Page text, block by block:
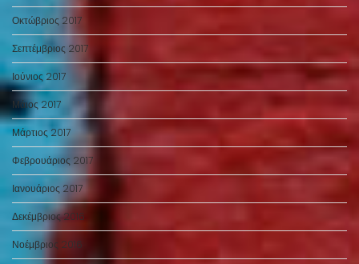
Οκτώβριος 2017
Σεπτέμβριος 2017
Ιούνιος 2017
Μάιος 2017
Μάρτιος 2017
Φεβρουάριος 2017
Ιανουάριος 2017
Δεκέμβριος 2016
Νοέμβριος 2016